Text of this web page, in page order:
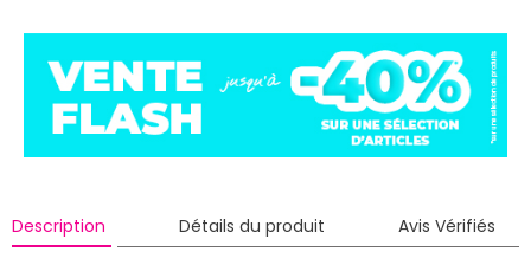
Description Détails du produit Avis Vérifiés